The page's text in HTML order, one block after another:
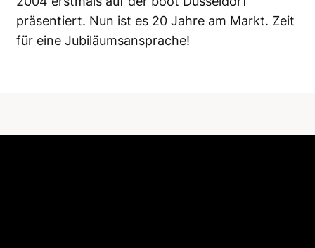
präsentiert. Nun ist es 20 Jahre am Markt. Zeit
für eine Jubiläumsansprache!